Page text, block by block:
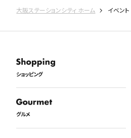
大阪ステーションシティ ホーム イベント
ショッピング
グルメ